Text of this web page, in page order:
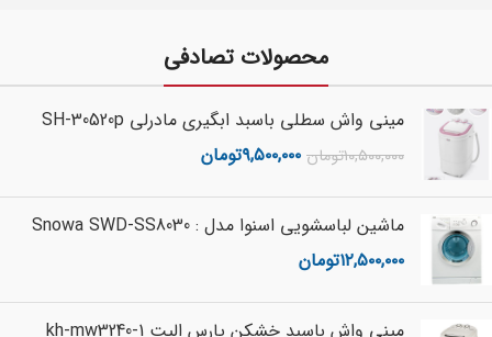
محصولات تصادفی
مینی واش سطلی باسبد ابگیری مادرلی SH-30520p
۱۰,۵۰۰,۰۰۰تومان ۹,۵۰۰,۰۰۰تومان
ماشین لباسشویی اسنوا مدل : Snowa SWD-SS8030
۱۲,۵۰۰,۰۰۰تومان
مینی واش باسبد خشکن پارس الیت kh-mw3240-1